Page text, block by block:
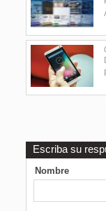
Escriba su
Nombre